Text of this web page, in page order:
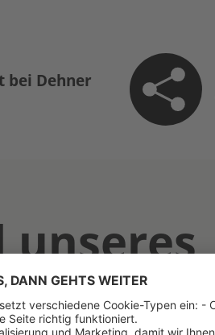
bei Dehner
unseres